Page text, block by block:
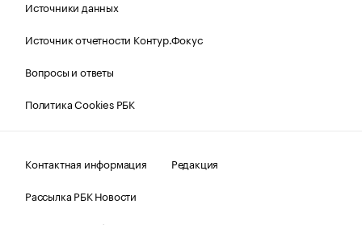
Источники данных
Источник отчетности Контур.Фокус
Вопросы и ответы
Политика Cookies РБК
Контактная информация
Редакция
Рассылка РБК Новости